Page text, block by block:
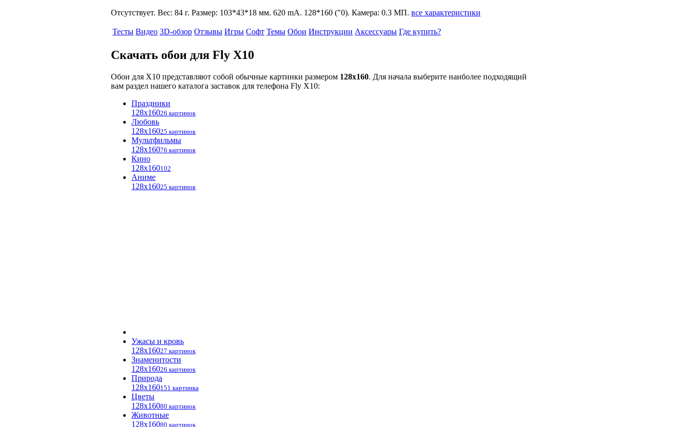
Отсутствует. Вес: 84 г. Размер: 103*43*18 мм. 620 mA. 128*160 ("0). Камера: 0.3 МП. все характеристики
Тесты Видео 3D-обзор Отзывы Игры Софт Темы Обои Инструкции Аксессуары Где купить?
Скачать обои для Fly X10
Обои для X10 представляют собой обычные картинки размером 128x160. Для начала выберите наиболее подходящий
вам раздел нашего каталога заставок для телефона Fly X10:
Праздники
128x16026 картинок
Любовь
128x16025 картинок
Мультфильмы
128x16076 картинок
Кино
128x160102
Аниме
128x16025 картинок
Ужасы и кровь
128x16027 картинок
Знаменитости
128x16026 картинок
Природа
128x160151 картинка
Цветы
128x16080 картинок
Животные
128x16080 картинок